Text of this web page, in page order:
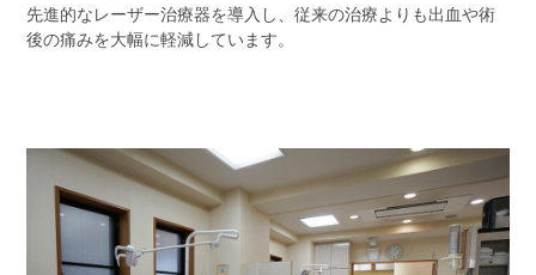
先進的なレーザー治療器を導入し、従来の治療よりも出血や術
後の痛みを大幅に軽減しています。